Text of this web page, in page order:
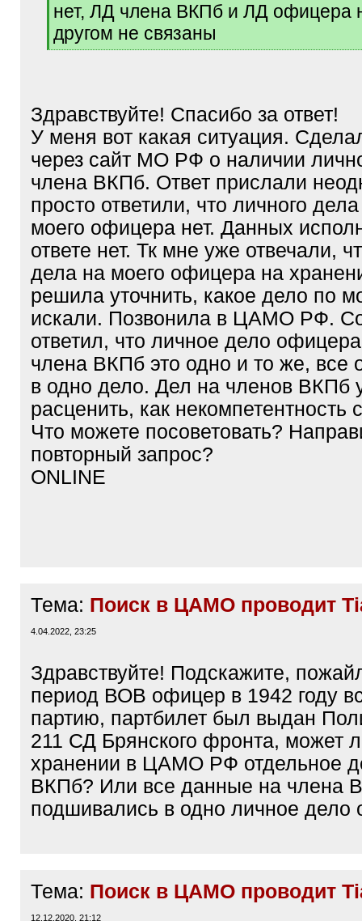
нет, ЛД члена ВКПб и ЛД офицера
другом не связаны
[
Здравствуйте! Спасибо за ответ!
У меня вот какая ситуация.
через сайт МО РФ о наличии
члена ВКПб. Ответ прислали
просто ответили, что личного
моего офицера нет. Данных
ответе нет. Тк мне уже отвечали,
дела на моего офицера на
решила уточнить, какое дело по
искали. Позвонила в ЦАМО РФ.
ответил, что личное дело
члена ВКПб это одно и то же, все
в одно дело. Дел на членов ВКПб
расценить, как некомпетентность
Что можете посоветовать?
повторный запрос?
ONLINE
Тема: Поиск в ЦАМО проводит
4.04.2022, 23:25
Здравствуйте! Подскажите,
период ВОВ офицер в 1942 году
партию, партбилет был выдан
211 СД Брянского фронта, может
хранении в ЦАМО РФ отдельное
ВКПб? Или все данные на члена
подшивались в одно личное дело
Тема: Поиск в ЦАМО проводит
12.12.2020, 21:12